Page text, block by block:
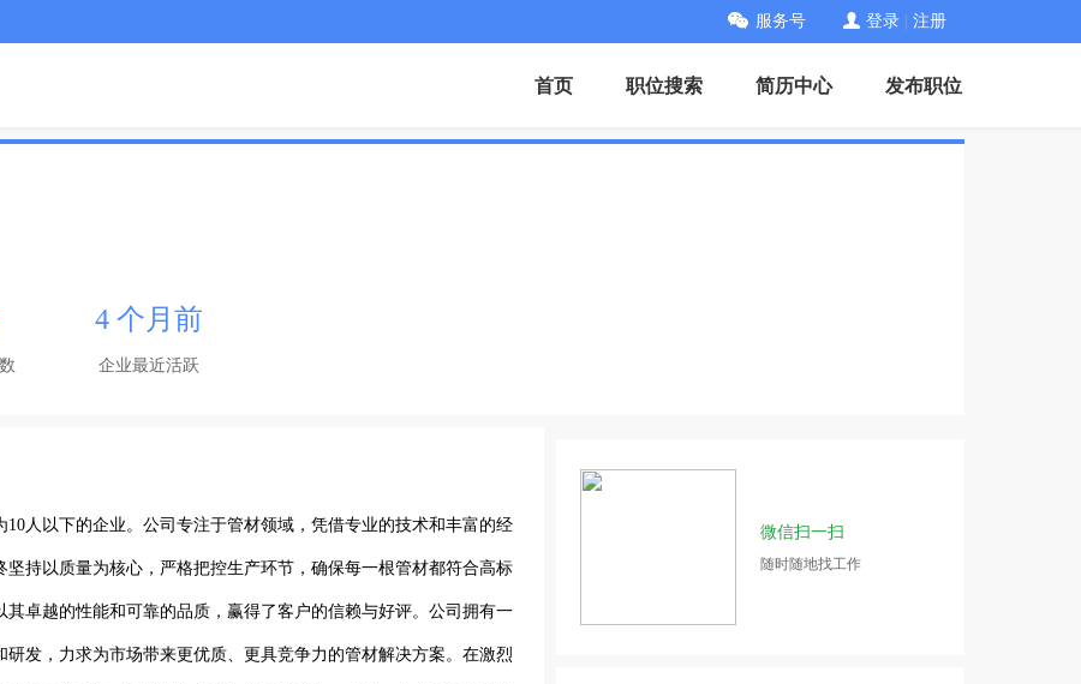
服务号 登录 注册
首页 职位搜索 简历中心 发布职位
4 个月前
企业最近活跃
人以下的企业。公司专注于管材领域，凭借专业的技术和丰富的经
持以质量为核心，严格把控生产环节，确保每一根管材都符合高标
卓越的性能和可靠的品质，赢得了客户的信赖与好评。公司拥有一
发，力求为市场带来更优质、更具竞争力的管材解决方案。在激烈
微信扫一扫
随时随地找工作